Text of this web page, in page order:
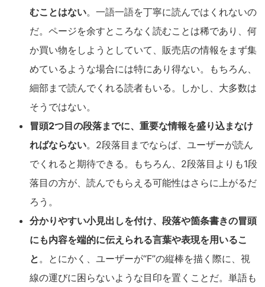
むことはない。一語一語を丁寧に読んではくれないの
だ。ページを余すところなく読むことは稀であり、何
か買い物をしようとしていて、販売店の情報をまず集
めているような場合には特にあり得ない。もちろん、
細部まで読んでくれる読者もいる。しかし、大多数は
そうではない。
冒頭2つ目の段落までに、重要な情報を盛り込まなけ
ればならない。2段落目までならば、ユーザーが読ん
でくれると期待できる。もちろん、2段落目よりも1段
落目の方が、読んでもらえる可能性はさらに上がるだ
ろう。
分かりやすい小見出しを付け、段落や箇条書きの冒頭
にも内容を端的に伝えられる言葉や表現を用いるこ
と。とにかく、ユーザーが“F”の縦棒を描く際に、視
線の運びに困らないような目印を置くことだ。単語も